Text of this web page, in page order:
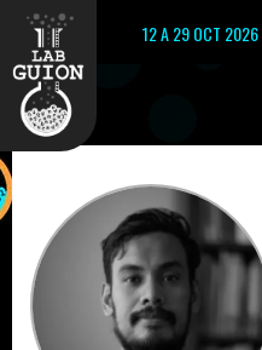
12 A 29 OCT